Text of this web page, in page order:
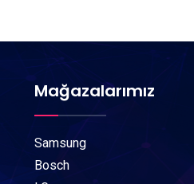
Mağazalarımız
Samsung
Bosch